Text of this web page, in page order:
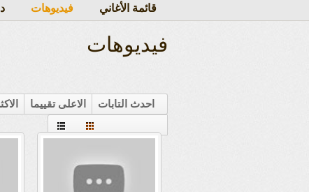
قائمة الأغاني فيديوهات
فيديوهات
احدث التابات الاعلى تقييما